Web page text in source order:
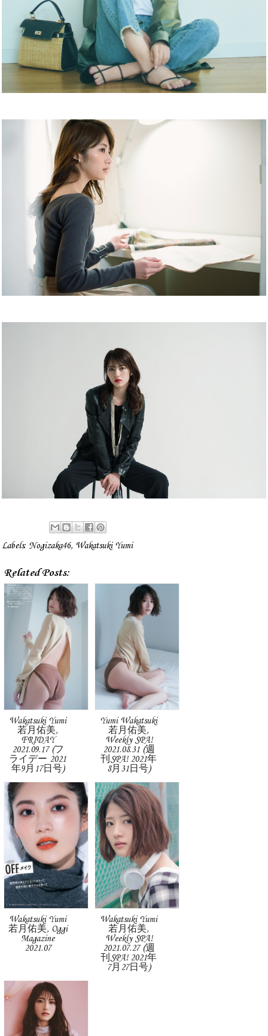
Labels: Nogizaka46, Wakatsuki Yumi
Related Posts:
Wakatsuki Yumi
若月佑美,
FRIDAY
2021.09.17 (フ
ライデー 2021
年9月17日号)
Yumi Wakatsuki
若月佑美,
Weekly SPA!
2021.08.31 (週
刊SPA! 2021年
8月31日号)
Wakatsuki Yumi
若月佑美, Oggi
Magazine
2021.07
Wakatsuki Yumi
若月佑美,
Weekly SPA!
2021.07.27 (週
刊SPA! 2021年
7月27日号)